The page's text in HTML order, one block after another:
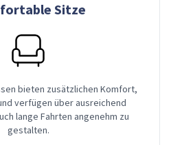
Sitze
bieten zusätzlichen Komfort,
verfügen über ausreichend
lange Fahrten angenehm zu
gestalten.